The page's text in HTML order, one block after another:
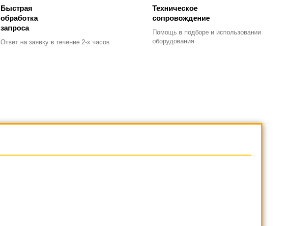
Быстрая
обработка
запроса
Ответ на заявкув течение 2-х часов
Техническое
сопровождение
Помощь в подбореи использовании
оборудования